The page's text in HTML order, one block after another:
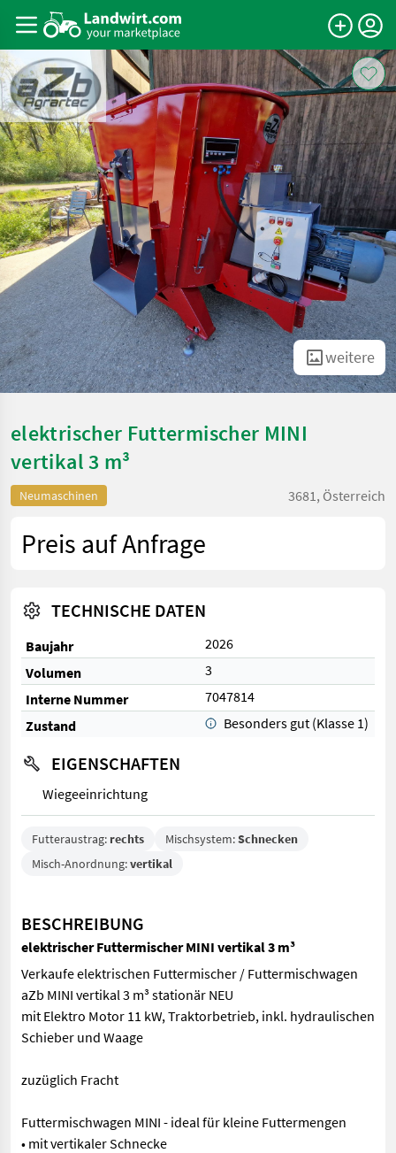
weitere
elektrischer Futtermischer MINI
vertikal 3 m³
Neumaschinen 3681, Österreich
Preis auf Anfrage
TECHNISCHE DATEN
Baujahr
2026
Volumen
3
Interne Nummer
7047814
Zustand
Besonders gut (Klasse 1)
EIGENSCHAFTEN
Wiegeeinrichtung
Futteraustrag: rechts Mischsystem:Schnecken
Misch-Anordnung:vertikal
BESCHREIBUNG
elektrischer Futtermischer MINI vertikal 3 m³
Verkaufe elektrischen Futtermischer / Futtermischwagen
aZb MINI vertikal 3 m³ stationär NEU
mit Elektro Motor 11 kW, Traktorbetrieb, inkl. hydraulischen
Schieber und Waage
zuzüglich Fracht
Futtermischwagen MINI - ideal für kleine Futtermengen
• mit vertikaler Schnecke